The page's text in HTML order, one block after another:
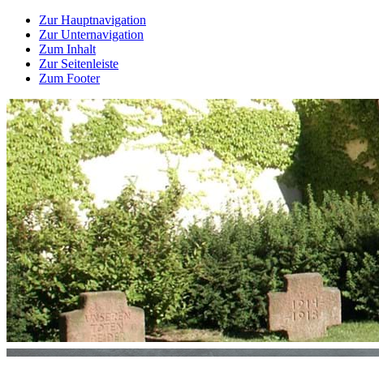
Zur Hauptnavigation
Zur Unternavigation
Zum Inhalt
Zur Seitenleiste
Zum Footer